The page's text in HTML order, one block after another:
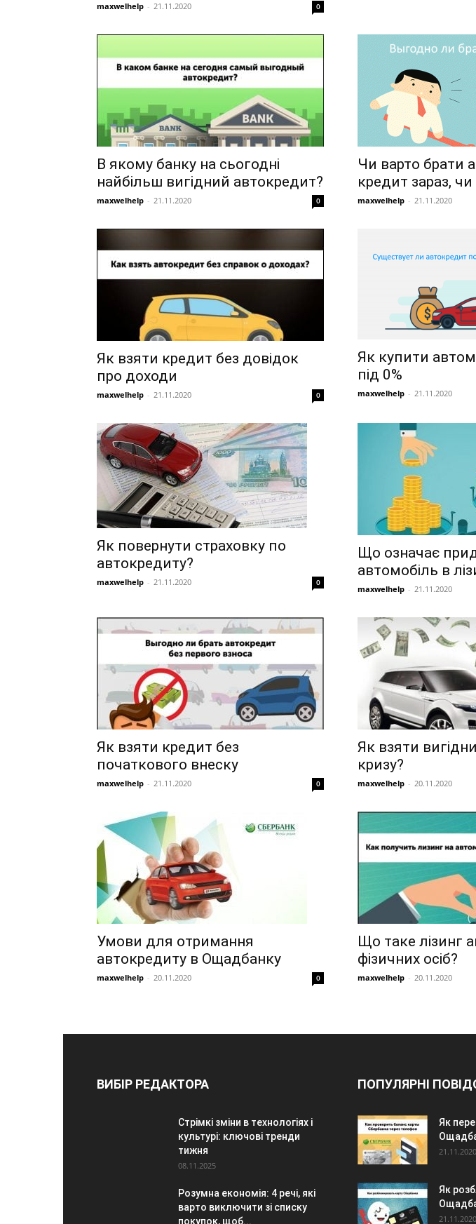
maxwelhelp - 21.11.2020 0
В якому банку на сьогодні
найбільш вигідний автокредит?
maxwelhelp - 21.11.2020 0
Чи варто брати
кредит зараз,
maxwelhelp - 21.11.2020
Як взяти кредит без довідок
про доходи
maxwelhelp - 21.11.2020 0
Як купити
під 0%
maxwelhelp - 21.11.2020
Як повернути страховку по
автокредиту?
maxwelhelp - 21.11.2020 0
Що означає
автомобіль в
maxwelhelp - 21.11.2020
Як взяти кредит без
початкового внеску
maxwelhelp - 21.11.2020 0
Як взяти
кризу?
maxwelhelp - 20.11.2020
Умови для отримання
автокредиту в Ощадбанку
maxwelhelp - 20.11.2020 0
Що таке лізинг
фізичних осіб?
maxwelhelp - 20.11.2020
ВИБІР РЕДАКТОРА
Стрімкі зміни в технологіях і
культурі: ключові тренди
тижня
08.11.2025
Розумна економія: 4 речі, які
варто виключити зі списку
покупок, щоб...
ПОПУЛЯРНІ
Як
21.11.2020
Як
21.11.2020